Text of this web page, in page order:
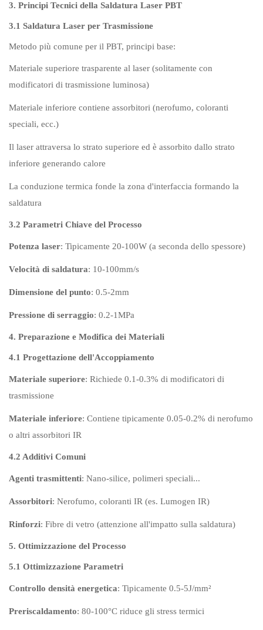
3. Principi Tecnici della Saldatura Laser PBT
3.1 Saldatura Laser per Trasmissione
Metodo più comune per il PBT, principi base:
Materiale superiore trasparente al laser (solitamente con
modificatori di trasmissione luminosa)
Materiale inferiore contiene assorbitori (nerofumo, coloranti
speciali, ecc.)
Il laser attraversa lo strato superiore ed è assorbito dallo strato
inferiore generando calore
La conduzione termica fonde la zona d'interfaccia formando la
saldatura
3.2 Parametri Chiave del Processo
Potenza laser: Tipicamente 20-100W (a seconda dello spessore)
Velocità di saldatura: 10-100mm/s
Dimensione del punto: 0.5-2mm
Pressione di serraggio: 0.2-1MPa
4. Preparazione e Modifica dei Materiali
4.1 Progettazione dell'Accoppiamento
Materiale superiore: Richiede 0.1-0.3% di modificatori di
trasmissione
Materiale inferiore: Contiene tipicamente 0.05-0.2% di nerofumo
o altri assorbitori IR
4.2 Additivi Comuni
Agenti trasmittenti: Nano-silice, polimeri speciali...
Assorbitori: Nerofumo, coloranti IR (es. Lumogen IR)
Rinforzi: Fibre di vetro (attenzione all'impatto sulla saldatura)
5. Ottimizzazione del Processo
5.1 Ottimizzazione Parametri
Controllo densità energetica: Tipicamente 0.5-5J/mm²
Preriscaldamento: 80-100°C riduce gli stress termici